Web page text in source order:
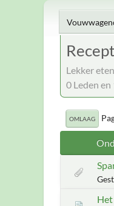
Lekker
0 Leden
OMLAAG
Het